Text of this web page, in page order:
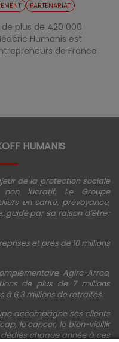
PARTENARIAT
plus de 420 000
Humanis est
de France
HUMANIS
de la protection sociale
lucratif. Le Groupe
en santé, prévoyance,
par sa raison d’être :
et près de 10 millions
Agirc-Arrco,
de plus de 7 millions
à 6,3 millions de retraités.
accompagne ses clients
le cancer, le bien-vieillir
chaque année à ces